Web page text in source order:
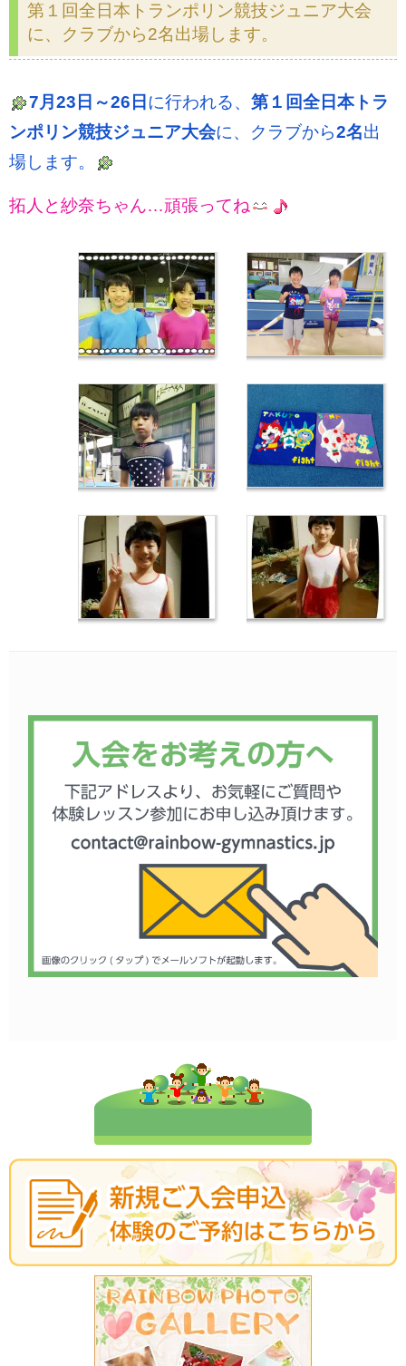
第１回全日本トランポリン競技ジュニア大会
に、クラブから2名出場します。
7月23日～26日 に行われる、 第１回全日本トラ
ンポリン競技ジュニア大会に、クラブから2名出
場します。
拓人と紗奈ちゃん…頑張ってね